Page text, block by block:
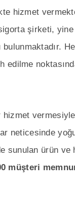
hizmet
şirketi, yine
edilme
neticesinde
sunulan ürün
müşteri